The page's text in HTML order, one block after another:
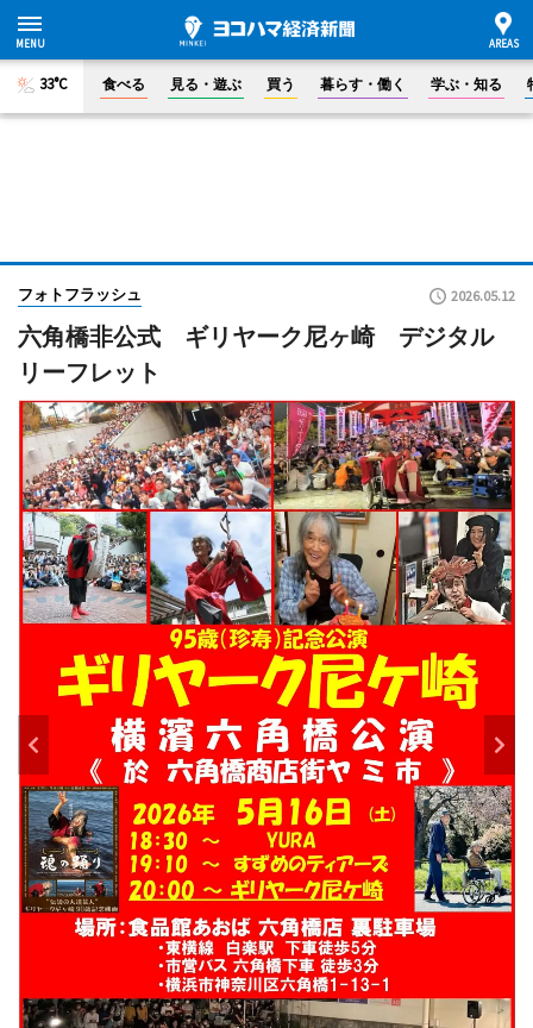
33°C 食べる 見る・遊ぶ 買う 暮らす・働く 学ぶ・知る
フォトフラッシュ 2026.05.12
六角橋非公式 ギリヤーク尼ヶ崎 デジタル
リーフレット